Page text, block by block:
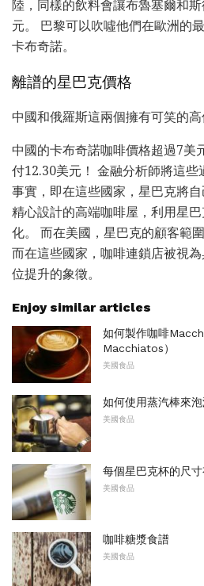
陸，同樣的飲料會讓布魯塞爾和
元。 巴黎可以吹噓他們在歐洲的
卡布奇諾。
離譜的星巴克價格
中國和俄羅斯這兩個擁有可笑的高
中國的卡布奇諾咖啡價格超過7美
付12.30美元！ 金融分析師將這些
事實，即在這些國家，星巴克將
精心設計的高端咖啡屋，利用星
化。 而在美國，星巴克的顧客範
而在這些國家，咖啡連鎖店被視
位提升的象徵。
Enjoy similar articles
如何製作咖啡
Macchiatos）
美國食品
如何使用蒸汽棒來
美國食品
每個星巴克杯的尺
美國食品
咖啡糖漿食譜
美國食品